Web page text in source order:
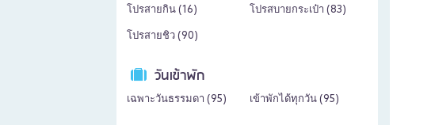
โปรสายกิน (16) โปรสบายกระเป๋า (83)
โปรสายชิว ( 90)
วันเข้าพัก
เฉพาะวันธรรมดา ( 95) เข้าพักได้ทุกวัน ( 95)